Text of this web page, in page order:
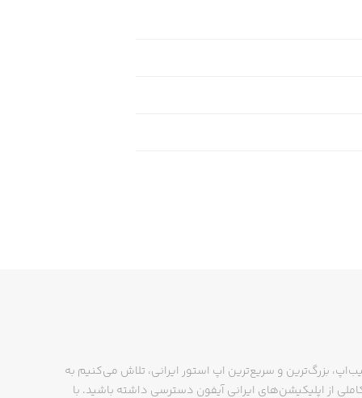
بزرگ‌ترین و سریع‌ترین اپ استور ایرانی، تلاش می‌کنیم به
از اپلیکیشن‌های ایرانی آیفون دسترسی داشته باشید. با